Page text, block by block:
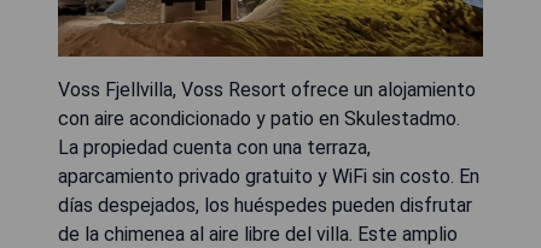
Voss Fjellvilla, Voss Resort ofrece un alojamiento
con aire acondicionado y patio en Skulestadmo.
La propiedad cuenta con una terraza,
aparcamiento privado gratuito y WiFi sin costo. En
días despejados, los huéspedes pueden disfrutar
de la chimenea al aire libre del villa. Este amplio